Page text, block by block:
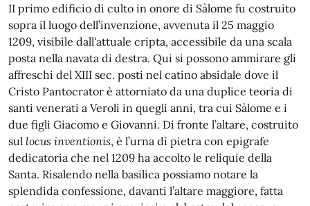
II primo edificio di culto in onore di Sàlome fu costruito
sopra il luogo dell’invenzione, avvenuta il 25 maggio
1209, visibile dall'attuale cripta, accessibile da una scala
posta nella navata di destra. Qui si possono ammirare gli
affreschi del XIII sec. posti nel catino absidale dove il
Cristo Pantocrator è attorniato da una duplice teoria di
santi venerati a Veroli in quegli anni, tra cui Sàlome e i
due figli Giacomo e Giovanni. Di fronte l’altare, costruito
sul locus inventionis, è l’urna dì pietra con epigrafe
dedicatoria che nel 1209 ha accolto le reliquie della
Santa. Risalendo nella basilica possiamo notare la
splendida confessione, davanti l’altare maggiore, fatta